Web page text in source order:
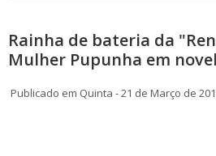
Rainha de bateria da
Mulher Pupunha em
Publicado em Quinta - 21 de Março de